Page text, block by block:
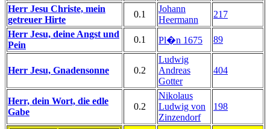
Herr Jesu Christe, mein
getreuer Hirte
0.1
Johann
Heermann
217
Herr Jesu, deine Angst und
Pein
0.1 Pl�n 1675 89
Herr Jesu, Gnadensonne 0.2
Ludwig
Andreas
Gotter
404
Herr, dein Wort, die edle
Gabe
0.2
Nikolaus
Ludwig von
Zinzendorf
198